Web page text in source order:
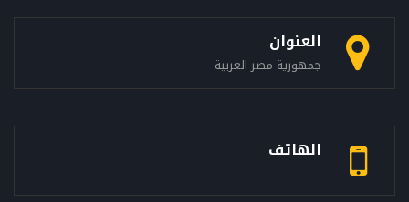
العنوان
جمهورية مصر العربية
الهاتف